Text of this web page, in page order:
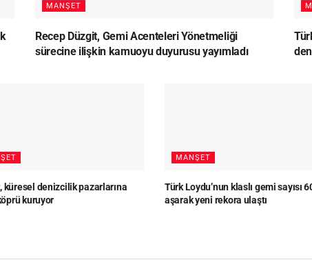
MANŞET
Recep Düzgit, Gemi Acenteleri Yönetmeliği
sürecine ilişkin kamuoyu duyurusu yayımladı
küresel denizcilik pazarlarına
kuruyor
MANŞET
Türk Loydu’nun klaslı gemi sayısı
aşarak yeni rekora ulaştı